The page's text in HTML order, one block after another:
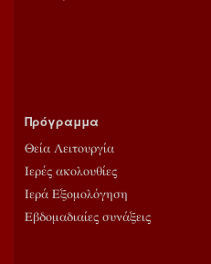
Πρόγραμμα
Θεία Λειτουργία
Ιερές ακολουθίες
Ιερά Εξομολόγηση
Εβδομαδιαίες συνάξεις